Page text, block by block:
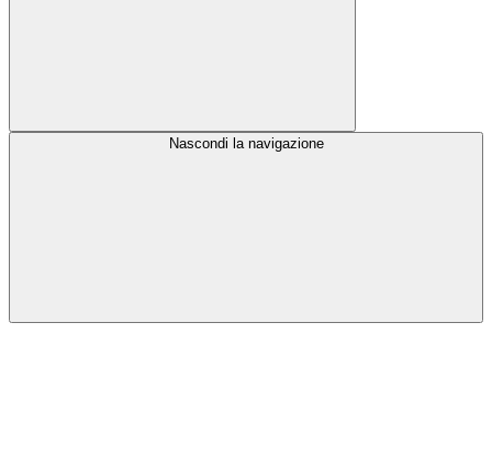
Nascondi la navigazione